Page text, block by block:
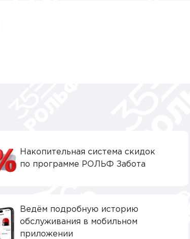
Накопительная система скидок
по программе РОЛЬФ Забота
Ведём подробную историю
обслуживания в мобильном
приложении